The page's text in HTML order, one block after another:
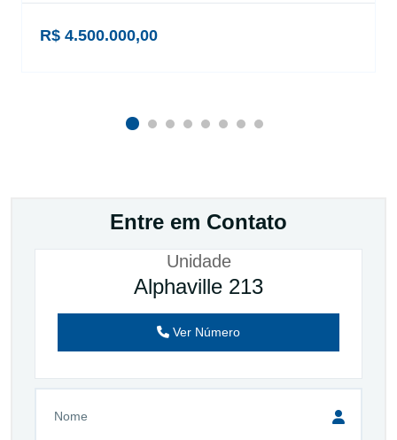
R$ 4.500.000,00
Entre em Contato
Unidade
Alphaville 213
Ver Número